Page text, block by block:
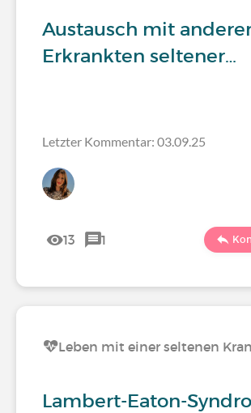
Austausch mit
Erkrankten seltener…
Letzter Kommentar: 03.09.25
13 1
Leben mit einer seltenen
Lambert-Eaton-